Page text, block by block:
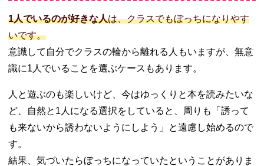
1人でいるのが好きな人は、クラスでもぼっちになりやす
いです。
意識して自分でクラスの輪から離れる人もいますが、無意
識に1人でいることを選ぶケースもあります。
人と遊ぶのも楽しいけど、今はゆっくりと本を読みたいな
ど、自然と1人になる選択をしていると、周りも「誘って
も来ないから誘わないようにしよう」と遠慮し始めるので
す。
結果、気づいたらぼっちになっていたということがありま